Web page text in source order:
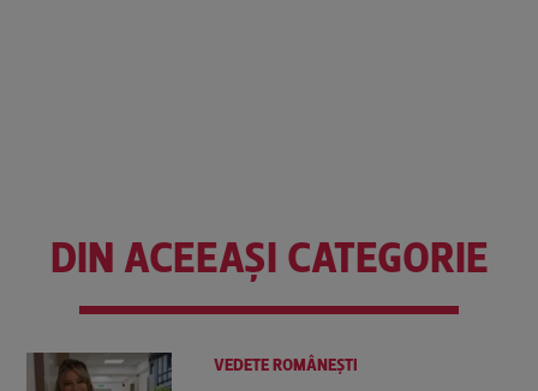
DIN ACEEAȘI CATEGORIE
VEDETE ROMÂNEŞTI